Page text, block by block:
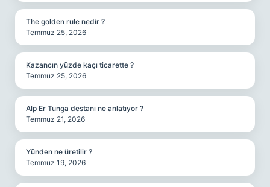
The golden rule nedir ?
Temmuz 25, 2026
Kazancın yüzde kaçı ticarette ?
Temmuz 25, 2026
Alp Er Tunga destanı ne anlatıyor ?
Temmuz 21, 2026
Yünden ne üretilir ?
Temmuz 19, 2026